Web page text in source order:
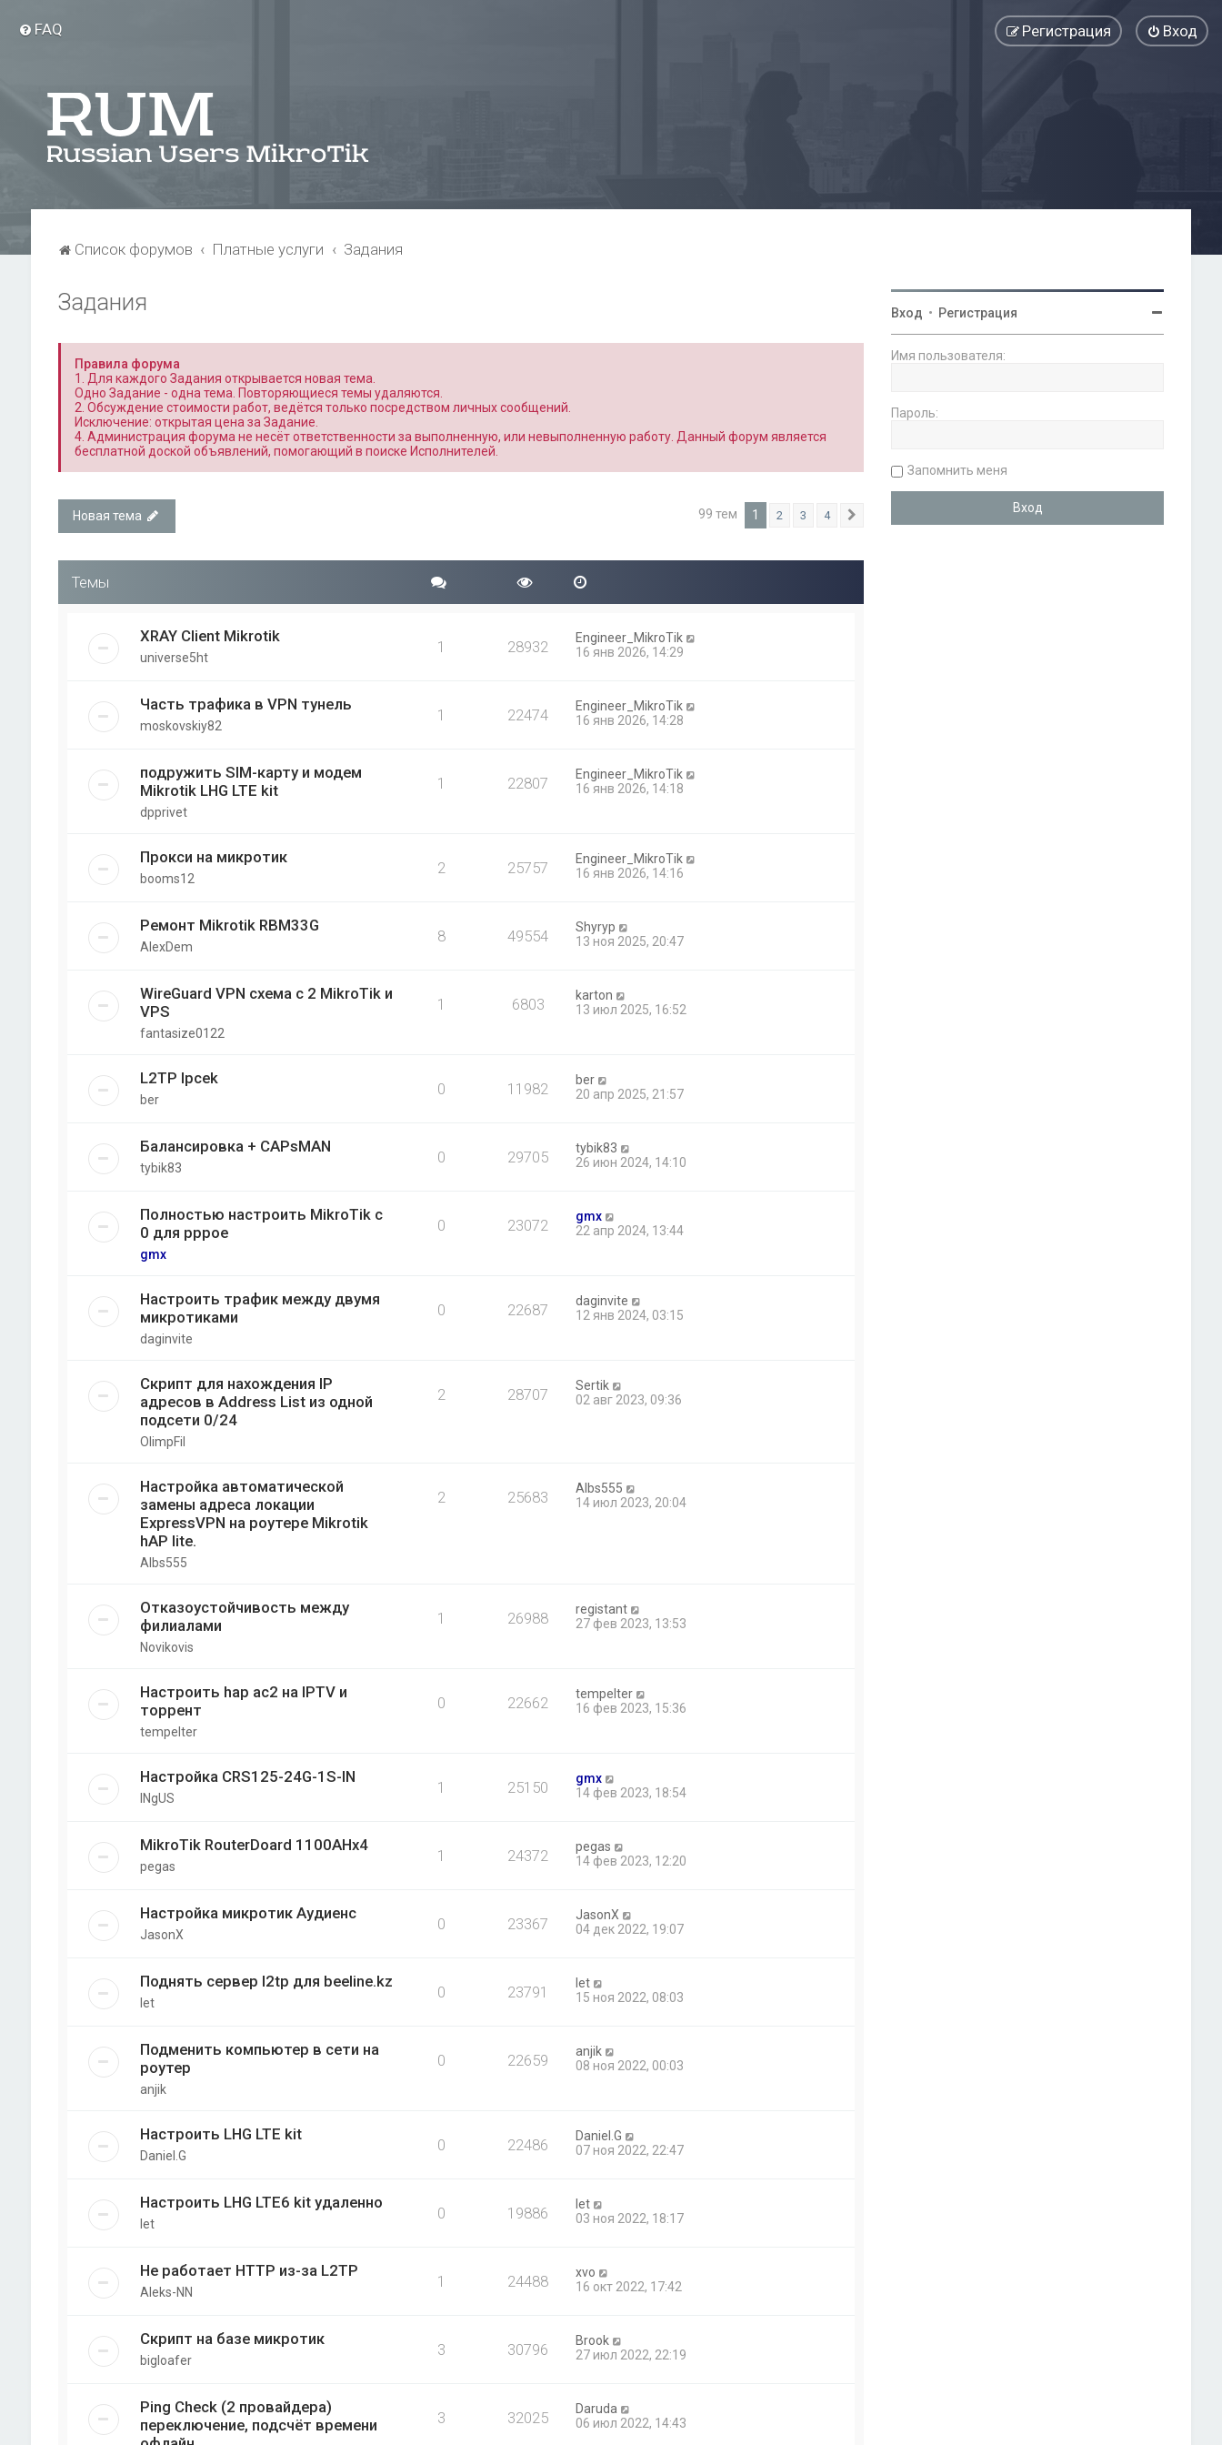
FAQ Вход
Регистрация
Список форумов Платные услуги Задания
Задания
Правила форума
1. Для каждого Задания открывается новая тема.
Одно Задание - одна тема. Повторяющиеся темы удаляются.
2. Обсуждение стоимости работ, ведётся только посредством личных сообщений.
Исключение: открытая цена за Задание.
4. Администрация форума не несёт ответственности за выполненную, или невыполненную работу. Данный форум является
бесплатной доской объявлений, помогающий в поиске Исполнителей.
Новая тема 99 тем 1 2 3 4
Темы
XRAY Client Mikrotik
universe5ht
1 28932
Engineer_MikroTik
16 янв 2026, 14:29
Часть трафика в VPN тунель
moskovskiy82
1 22474
Engineer_MikroTik
16 янв 2026, 14:28
подружить SIM-карту и модем
Mikrotik LHG LTE kit
dpprivet
1 22807
Engineer_MikroTik
16 янв 2026, 14:18
Прокси на микротик
booms12
2 25757
Engineer_MikroTik
16 янв 2026, 14:16
Ремонт Mikrotik RBM33G
AlexDem
8 49554
Shyryp
13 ноя 2025, 20:47
WireGuard VPN схема с 2 MikroTik и
VPS
fantasize0122
1 6803
karton
13 июл 2025, 16:52
L2TP Ipcek
ber
0 11982
ber
20 апр 2025, 21:57
Балансировка + CAPsMAN
tybik83
0 29705
tybik83
26 июн 2024, 14:10
Полностью настроить MikroTik с
0 для pppoe
gmx
0 23072
gmx
22 апр 2024, 13:44
Настроить трафик между двумя
микротиками
daginvite
0 22687
daginvite
12 янв 2024, 03:15
Скрипт для нахождения IP
адресов в Address List из одной
подсети 0/24
OlimpFil
2 28707
Sertik
02 авг 2023, 09:36
Настройка автоматической
замены адреса локации
ExpressVPN на роутере Mikrotik
hAP lite.
Albs555
2 25683
Albs555
14 июл 2023, 20:04
Отказоустойчивость между
филиалами
Novikovis
1 26988
registant
27 фев 2023, 13:53
Настроить hap ac2 на IPTV и
торрент
tempelter
0 22662
tempelter
16 фев 2023, 15:36
Настройка CRS125-24G-1S-IN
INgUS
1 25150
gmx
14 фев 2023, 18:54
MikroTik RouterDoard 1100AHx4
pegas
1 24372
pegas
14 фев 2023, 12:20
Настройка микротик Аудиенс
JasonX
0 23367
JasonX
04 дек 2022, 19:07
Поднять сервер l2tp для beeline.kz
let
0 23791
let
15 ноя 2022, 08:03
Подменить компьютер в сети на
роутер
anjik
0 22659
anjik
08 ноя 2022, 00:03
Настроить LHG LTE kit
Daniel.G
0 22486
Daniel.G
07 ноя 2022, 22:47
Настроить LHG LTE6 kit удаленно
let
0 19886
let
03 ноя 2022, 18:17
Не работает HTTP из-за L2TP
Aleks-NN
1 24488
xvo
16 окт 2022, 17:42
Скрипт на базе микротик
bigloafer
3 30796
Brook
27 июл 2022, 22:19
Ping Check (2 провайдера)
переключение, подсчёт времени
3 32025
Daruda
06 июл 2022, 14:43
Вход • Регистрация
Имя пользователя:
Пароль:
Запомнить меня